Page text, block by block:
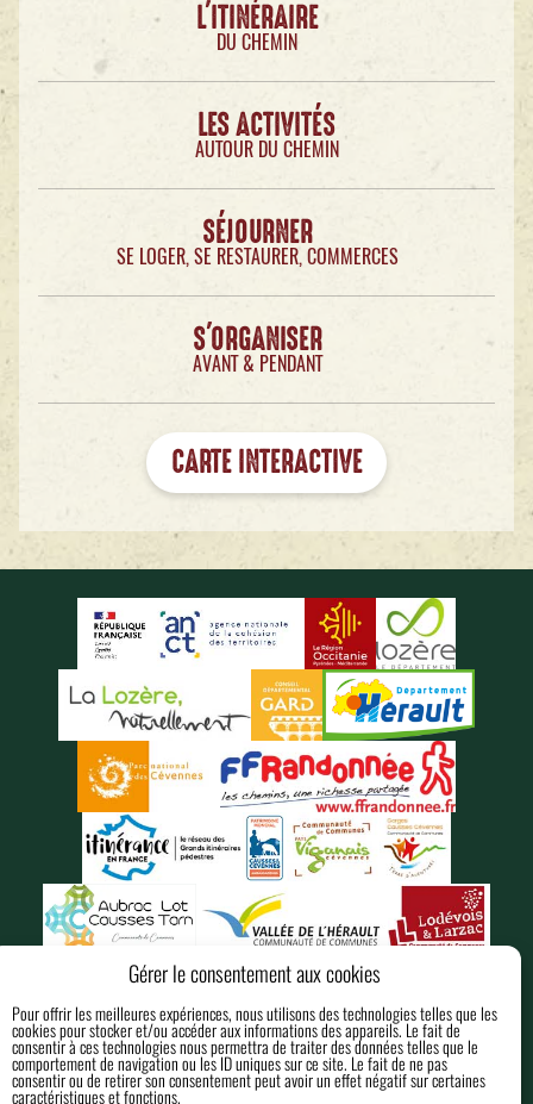
Gérer le consentement aux cookies
Pour offrir les meilleures expériences, nous utilisons des technologies telles que les
cookies pour stocker et/ou accéder aux informations des appareils. Le fait de
consentir à ces technologies nous permettra de traiter des données telles que le
comportement de navigation ou les ID uniques sur ce site. Le fait de ne pas
consentir ou de retirer son consentement peut avoir un effet négatif sur certaines
caractéristiques et fonctions.
L'ITINÉRAIRE
DU CHEMIN
LES ACTIVITÉS
AUTOUR DU CHEMIN
SÉJOURNER
SE LOGER, SE RESTAURER, COMMERCES
S'ORGANISER
AVANT & PENDANT
CARTE INTERACTIVE
MENTIONS LÉGALES